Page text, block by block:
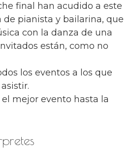
final han acudido a este
de pianista y bailarina, que
con la danza de una
están, como no
los eventos a los que
mejor evento hasta la